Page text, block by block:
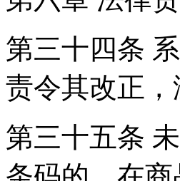
第三十四条
责令其改正
第三十五条